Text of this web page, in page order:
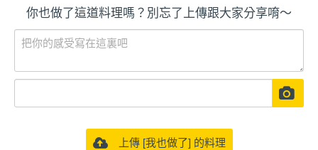
你也做了這道料理嗎？別忘了上傳跟大家分享唷～
上傳 [我也做了] 的料理